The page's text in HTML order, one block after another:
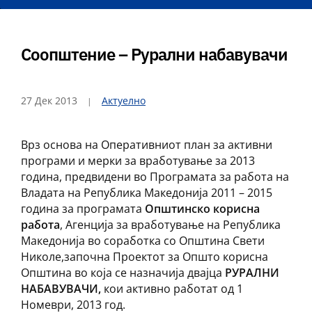
Соопштение – Рурални набавувачи
27 Дек 2013 Актуелно
Врз основа на Оперативниот план за активни
програми и мерки за вработување за 2013
година, предвидени во Програмата за работа на
Владата на Република Македонија 2011 – 2015
година за програмата Општинско корисна
работа, Агенција за вработување на Република
Македонија во соработка со Општина Свети
Николе,започна Проектот за Општо корисна
Општина во која се назначија двајца РУРАЛНИ
НАБАВУВАЧИ, кои активно работат од 1
Номеври, 2013 год.